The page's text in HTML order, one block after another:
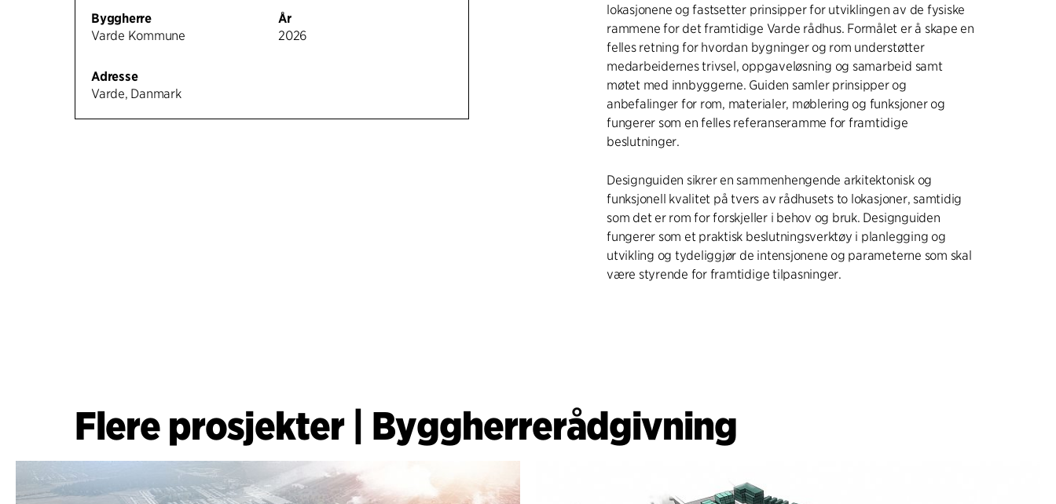
Byggherre
Varde Kommune
Adresse
Varde, Danmark
År
2026
lokasjonene og fastsetter prinsipper for utviklingen av de fysiske
rammene for det framtidige Varde rådhus. Formålet er å skape en
felles retning for hvordan bygninger og rom understøtter
medarbeidernes trivsel, oppgaveløsning og samarbeid samt
møtet med innbyggerne. Guiden samler prinsipper og
anbefalinger for rom, materialer, møblering og funksjoner og
fungerer som en felles referanseramme for framtidige
beslutninger.
Designguiden sikrer en sammenhengende arkitektonisk og
funksjonell kvalitet på tvers av rådhusets to lokasjoner, samtidig
som det er rom for forskjeller i behov og bruk. Designguiden
fungerer som et praktisk beslutningsverktøy i planlegging og
utvikling og tydeliggjør de intensjonene og parameterne som skal
være styrende for framtidige tilpasninger.
Flere prosjekter| Byggherrerådgivning